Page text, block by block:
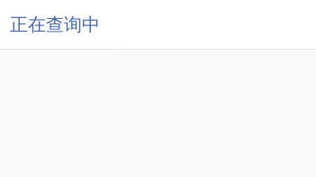
正在查询中